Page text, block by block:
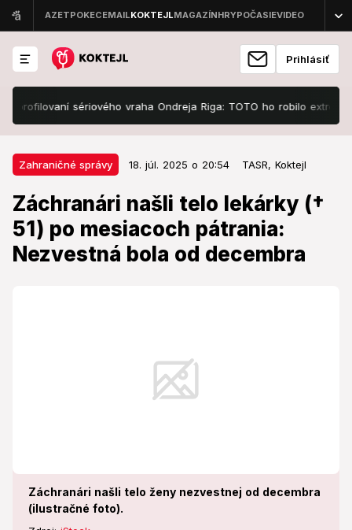
Prihlásiť
sériového vraha Ondreja Riga: TOTO ho robilo extrémne
Zahraničné správy 18. júl. 2025 o 20:54 TASR, Koktejl
Záchranári našli telo lekárky (†
51) po mesiacoch pátrania:
Nezvestná bola od decembra
Záchranári našli telo ženy nezvestnej od decembra
(ilustračné foto).
Zahraničné správy 18. júl. 2025 o 20:54
Záchranári našli telo lekárky († 51)
po mesiacoch pátrania:
Nezvestná bola od decembra